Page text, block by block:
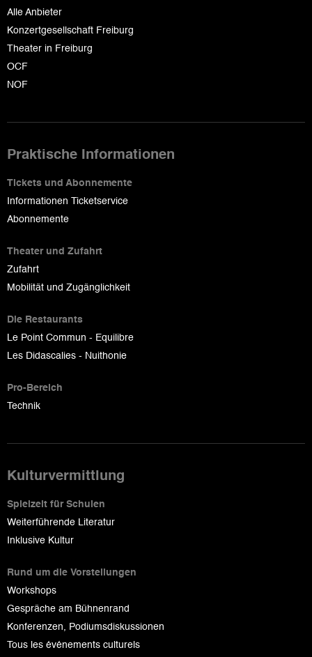
Alle Anbieter
Konzertgesellschaft Freiburg
Theater in Freiburg
OCF
NOF
Praktische Informationen
Tickets und Abonnemente
Informationen Ticketservice
Abonnemente
Theater und Zufahrt
Zufahrt
Mobilität und Zugänglichkeit
Die Restaurants
Le Point Commun - Equilibre
Les Didascalies - Nuithonie
Pro-Bereich
Technik
Kulturvermittlung
Spielzeit für Schulen
Weiterführende Literatur
Inklusive Kultur
Rund um die Vorstellungen
Workshops
Gespräche am Bühnenrand
Konferenzen, Podiumsdiskussionen
Tous les événements culturels